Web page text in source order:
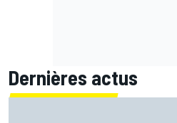
Dernières actus